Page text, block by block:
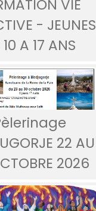
VIE
- JEUNES
10 A 17 ANS
22 AU
2026